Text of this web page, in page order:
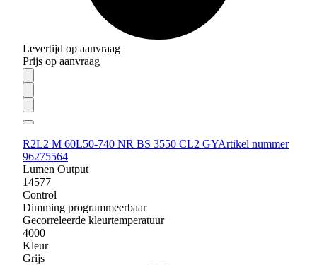
Levertijd op aanvraag
Prijs op aanvraag
R2L2 M 60L50-740 NR BS 3550 CL2 GYArtikel nummer
96275564
Lumen Output
14577
Control
Dimming programmeerbaar
Gecorreleerde kleurtemperatuur
4000
Kleur
Grijs